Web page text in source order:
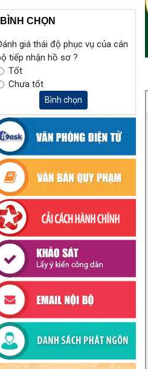
BÌNH CHỌN
giá thái độ phục vụ của cán
tiếp nhận hồ sơ ?
Tốt
Chưa tốt
Bình chọn